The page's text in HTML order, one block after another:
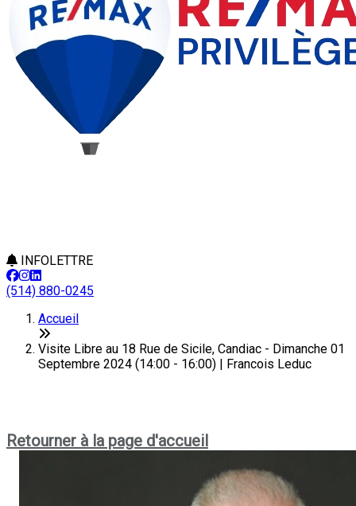
INFOLETTRE
(514) 880-0245
Accueil
Visite Libre au 18 Rue de Sicile, Candiac - Dimanche 01
Septembre 2024 (14:00 - 16:00) | Francois Leduc
Retourner à la page d'accueil